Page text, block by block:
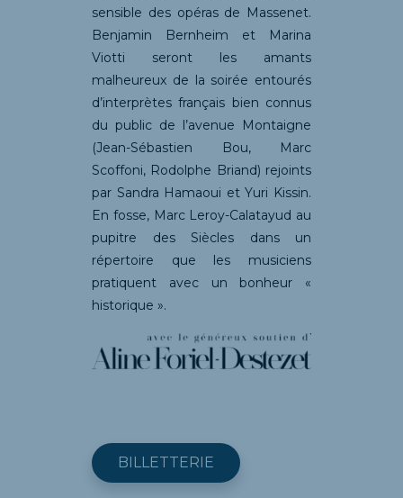
sensible des opéras de Massenet.
Benjamin Bernheim et Marina
Viotti seront les amants
malheureux de la soirée entourés
d’interprètes français bien connus
du public de l’avenue Montaigne
(Jean-Sébastien Bou, Marc
Scoffoni, Rodolphe Briand) rejoints
par Sandra Hamaoui et Yuri Kissin.
En fosse, Marc Leroy-Calatayud au
pupitre des Siècles dans un
répertoire que les musiciens
pratiquent avec un bonheur «
historique ».
BILLETTERIE